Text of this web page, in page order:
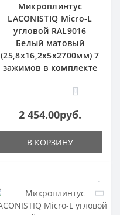
Микроплинтус
LACONISTIQ Micro-L
угловой RAL9016
Белый матовый
(25,8х16,2х5х2700мм) 7
зажимов в комплекте
0
2 454.00руб.
В КОРЗИНУ